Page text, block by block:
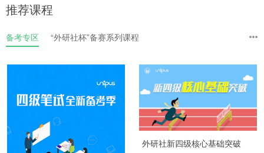
推荐课程
备考专区 “外研社杯”备赛系列课程
外研社新四级核心基础突破